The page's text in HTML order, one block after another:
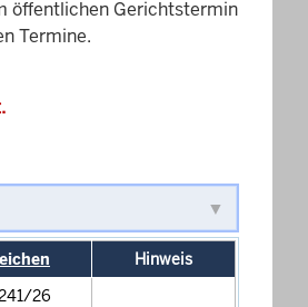
öffentlichen Gerichtstermin
Termine.
Hinweis
26